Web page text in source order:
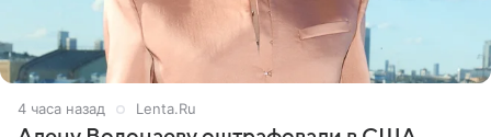
4 часа назад Lenta.Ru